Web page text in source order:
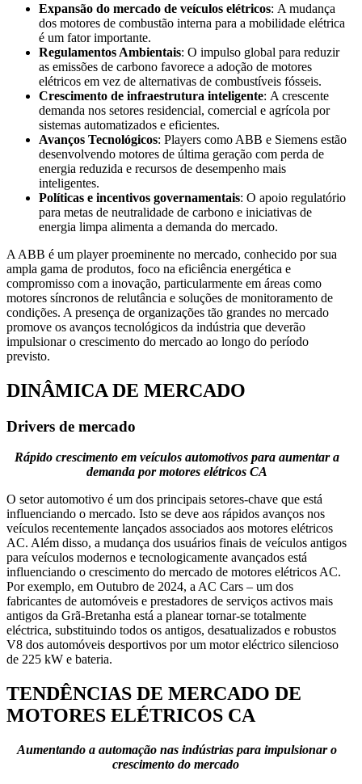
Expansão do mercado de veículos elétricos: A mudança
dos motores de combustão interna para a mobilidade elétrica
é um fator importante.
Regulamentos Ambientais: O impulso global para reduzir
as emissões de carbono favorece a adoção de motores
elétricos em vez de alternativas de combustíveis fósseis.
Crescimento de infraestrutura inteligente: A crescente
demanda nos setores residencial, comercial e agrícola por
sistemas automatizados e eficientes.
Avanços Tecnológicos: Players como ABB e Siemens estão
desenvolvendo motores de última geração com perda de
energia reduzida e recursos de desempenho mais
inteligentes.
Políticas e incentivos governamentais: O apoio regulatório
para metas de neutralidade de carbono e iniciativas de
energia limpa alimenta a demanda do mercado.
A ABB é um player proeminente no mercado, conhecido por sua
ampla gama de produtos, foco na eficiência energética e
compromisso com a inovação, particularmente em áreas como
motores síncronos de relutância e soluções de monitoramento de
condições. A presença de organizações tão grandes no mercado
promove os avanços tecnológicos da indústria que deverão
impulsionar o crescimento do mercado ao longo do período
previsto.
DINÂMICA DE MERCADO
Drivers de mercado
Rápido crescimento em veículos automotivos para aumentar a
demanda por motores elétricos CA
O setor automotivo é um dos principais setores-chave que está
influenciando o mercado. Isto se deve aos rápidos avanços nos
veículos recentemente lançados associados aos motores elétricos
AC. Além disso, a mudança dos usuários finais de veículos antigos
para veículos modernos e tecnologicamente avançados está
influenciando o crescimento do mercado de motores elétricos AC.
Por exemplo, em Outubro de 2024, a AC Cars – um dos
fabricantes de automóveis e prestadores de serviços activos mais
antigos da Grã-Bretanha está a planear tornar-se totalmente
eléctrica, substituindo todos os antigos, desatualizados e robustos
V8 dos automóveis desportivos por um motor eléctrico silencioso
de 225 kW e bateria.
TENDÊNCIAS DE MERCADO DE
MOTORES ELÉTRICOS CA
Aumentando a automação nas indústrias para impulsionar o
crescimento do mercado